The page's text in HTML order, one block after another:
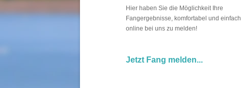
Hier haben Sie die Möglichkeit Ihre
Fangergebnisse, komfortabel und einfach,
online bei uns zu melden!
Jetzt Fang melden...